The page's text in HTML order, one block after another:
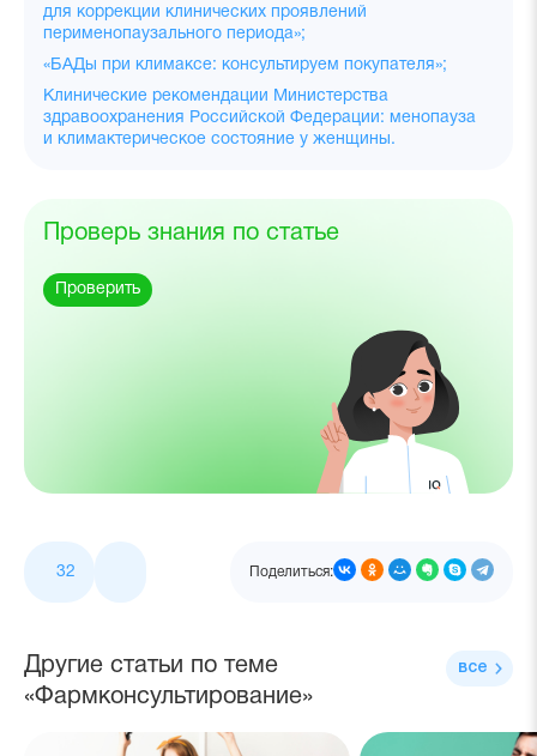
для коррекции клинических проявлений
перименопаузального периода»;
«БАДы при климаксе: консультируем покупателя»;
Клинические рекомендации Министерства
здравоохранения Российской Федерации: менопауза
и климактерическое состояние у женщины.
Проверь знания по статье
Проверить
32 Поделиться:
Другие статьи по теме
«Фармконсультирование»
все